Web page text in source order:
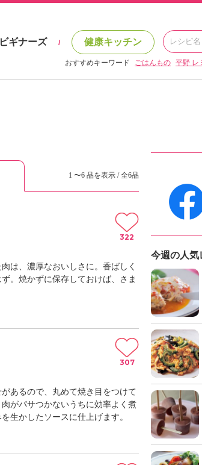
ビギナーズ / 健康キッチン
おすすめキーワード ごはんもの 平野 レ
1 〜6 品を表示 / 全6品
は、濃厚なおいしさに。香ばしく
。焼かずに保存しておけば、さま
322
あるので、丸めて焼き目をつけて
がパサつかないうちに効率よく煮
生かしたソースに仕上げます。
307
今週の人気